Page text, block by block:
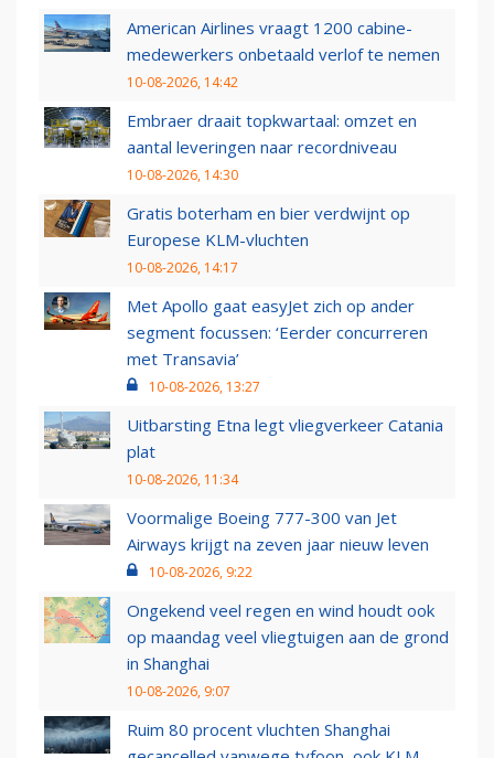
American Airlines vraagt 1200 cabine-
medewerkers onbetaald verlof te nemen
10-08-2026, 14:42
Embraer draait topkwartaal: omzet en
aantal leveringen naar recordniveau
10-08-2026, 14:30
Gratis boterham en bier verdwijnt op
Europese KLM-vluchten
10-08-2026, 14:17
Met Apollo gaat easyJet zich op ander
segment focussen: ‘Eerder concurreren
met Transavia’
10-08-2026, 13:27
Uitbarsting Etna legt vliegverkeer Catania
plat
10-08-2026, 11:34
Voormalige Boeing 777-300 van Jet
Airways krijgt na zeven jaar nieuw leven
10-08-2026, 9:22
Ongekend veel regen en wind houdt ook
op maandag veel vliegtuigen aan de grond
in Shanghai
10-08-2026, 9:07
Ruim 80 procent vluchten Shanghai